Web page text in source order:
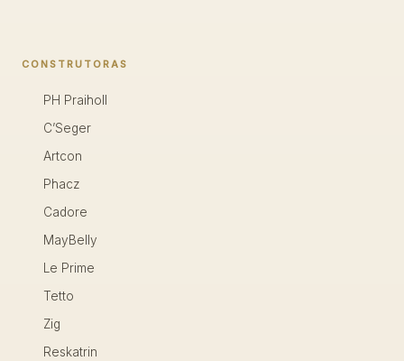
CONSTRUTORAS
PH Praiholl
C’Seger
Artcon
Phacz
Cadore
MayBelly
Le Prime
Tetto
Zig
Reskatrin